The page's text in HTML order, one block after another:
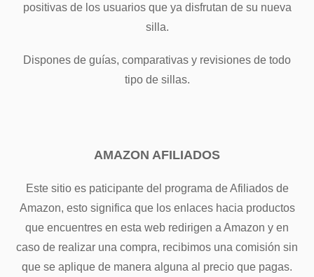
positivas de los usuarios que ya disfrutan de su nueva
silla.
Dispones de guías, comparativas y revisiones de todo
tipo de sillas.
AMAZON AFILIADOS
Este sitio es paticipante del programa de Afiliados de
Amazon, esto significa que los enlaces hacia productos
que encuentres en esta web redirigen a Amazon y en
caso de realizar una compra, recibimos una comisión sin
que se aplique de manera alguna al precio que pagas.